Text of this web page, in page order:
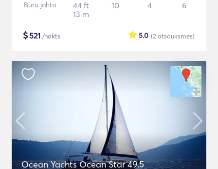
Buru jahta
44 ft
13 m
10 4 6
$521 /nakts (2 atsauksmes)
5.0
Ocean Yachts Ocean Star 49.5